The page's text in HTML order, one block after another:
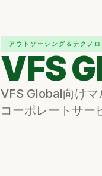
アウトソーシング＆テクノ
VFS
VFS Global向けマ
コーポレートサー